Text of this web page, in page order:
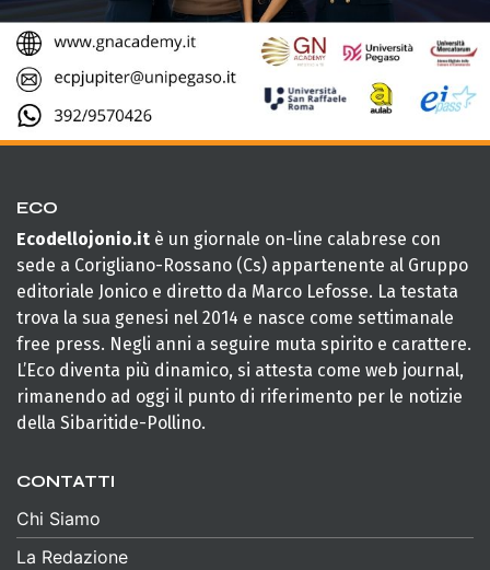
ECO
Ecodellojonio.it è un giornale on-line calabrese con
sede a Corigliano-Rossano (Cs) appartenente al Gruppo
editoriale Jonico e diretto da Marco Lefosse. La testata
trova la sua genesi nel 2014 e nasce come settimanale
free press. Negli anni a seguire muta spirito e carattere.
L’Eco diventa più dinamico, si attesta come web journal,
rimanendo ad oggi il punto di riferimento per le notizie
della Sibaritide-Pollino.
CONTATTI
Chi Siamo
La Redazione